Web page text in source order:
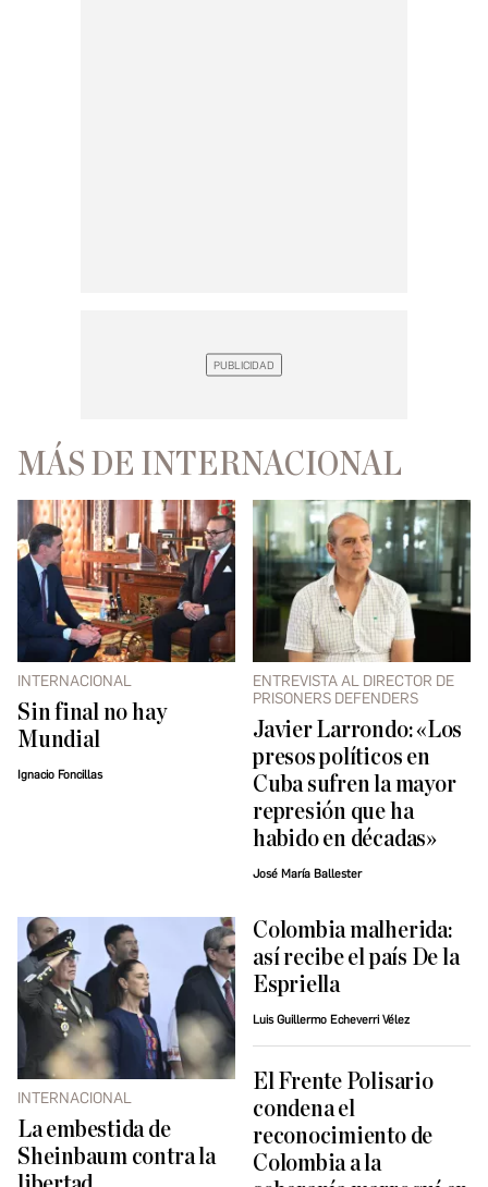
MÁS DE INTERNACIONAL
INTERNACIONAL
Sin final no hay
Mundial
Ignacio Foncillas
ENTREVISTA AL DIRECTOR DE
PRISONERS DEFENDERS
Javier Larrondo: «Los
presos políticos en
Cuba sufren la mayor
represión que ha
habido en décadas»
José María Ballester
INTERNACIONAL
La embestida de
Sheinbaum contra la
Colombia malherida:
así recibe el país De la
Espriella
Luis Guillermo Echeverri Vélez
El Frente Polisario
condena el
reconocimiento de
Colombia a la